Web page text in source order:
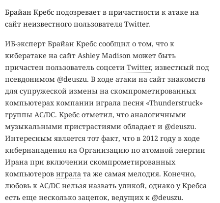
Брайан Кребс подозревает в причастности к атаке на
сайт неизвестного пользователя Twitter.
ИБ-эксперт Брайан Кребс сообщил о том, что к
кибератаке на сайт Ashley Madison может быть
причастен пользователь соцсети Twitter, известный под
псевдонимом @deuszu. В ходе атаки на сайт знакомств
для супружеской измены на скомпрометированных
компьютерах компании играла песня «Thunderstruck»
группы AC/DC. Кребс отметил, что аналогичными
музыкальными пристрастиями обладает и @deuszu.
Интересным является тот факт, что в 2012 году в ходе
кибернападения на Организацию по атомной энергии
Ирана при включении скомпрометированных
компьютеров играла та же самая мелодия. Конечно,
любовь к AC/DC нельзя назвать уликой, однако у Кребса
есть еще несколько зацепок, ведущих к @deuszu.